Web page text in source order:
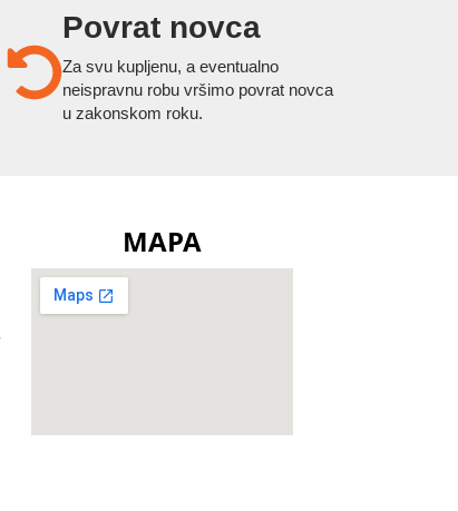
Povrat novca
Za svu kupljenu, a eventualno
neispravnu robu vršimo povrat novca
u zakonskom roku.
MAPA